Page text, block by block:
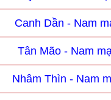
Canh Dần - Nam
Tân Mão - Nam
Nhâm Thìn - Nam